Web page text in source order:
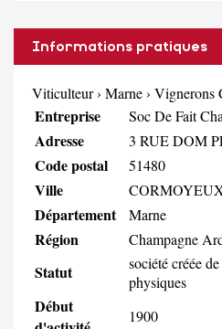
Informations pratiques
Viticulteur› Marne› Vignerons
Entreprise Soc De Fait
Adresse 3 RUE DOM
Code postal 51480
Ville
Département Marne
Région Champagne
Statut
société créée
physiques
Début
1900